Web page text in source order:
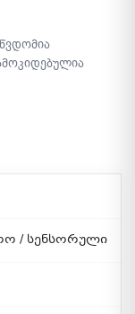
/ სენსორული